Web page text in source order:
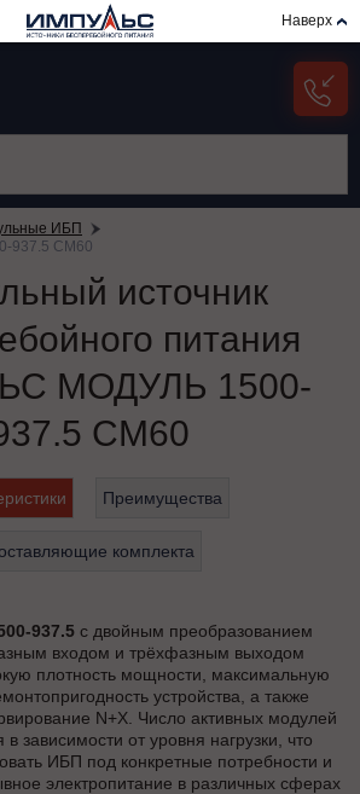
Наверх
ИБП
937.5 СМ60
источник
питания
МОДУЛЬ 1500-
СМ60
Преимущества
комплекта
937.5с двойным преобразованием
входом и трёхфазным выходом
плотность мощности, максимальную
устройства, а также
N+X. Число активных модулей
зависимости от уровня нагрузки, что
ИБП под конкретные потребности и
электропитание в различных сферах